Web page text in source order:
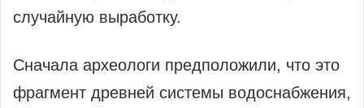
случайную выработку.
Сначала археологи предположили, что это
фрагмент древней системы водоснабжения,